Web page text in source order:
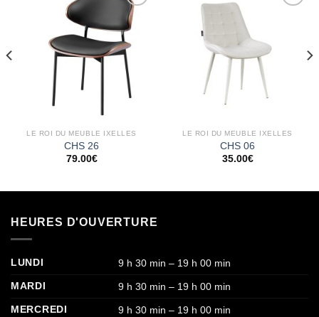
Ajouter
à la
wishlist
LE ROI DU MEUBLE IXELLES
CHS 26
79.00€
LE ROI DU MEUBLE IXELLES
CHS 06
35.00€
HEURES D'OUVERTURE
LUNDI
9 h 30 min – 19 h 00 min
MARDI
9 h 30 min – 19 h 00 min
MERCREDI
9 h 30 min – 19 h 00 min